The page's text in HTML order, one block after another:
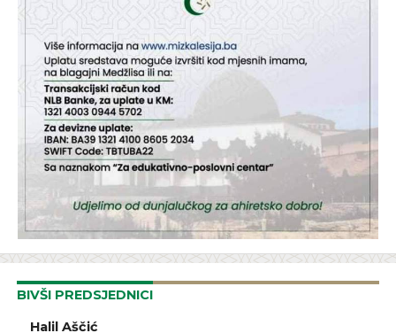
BIVŠI PREDSJEDNICI
Halil Aščić